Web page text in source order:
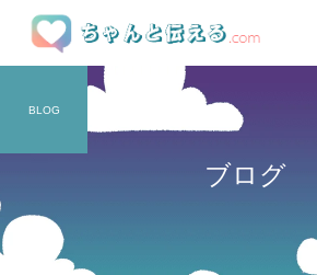
ブログ
BLOG